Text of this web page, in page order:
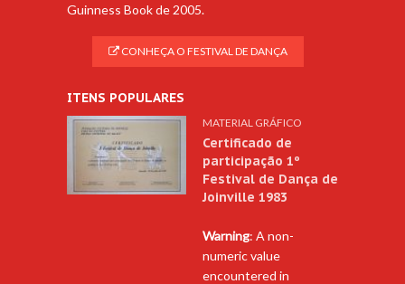
Guinness Book de 2005.
CONHEÇA O FESTIVAL DE DANÇA
ITENS POPULARES
MATERIAL GRÁFICO
Certificado de
participação 1º
Festival de Dança de
Joinville 1983
Warning: A non-
numeric value
encountered in